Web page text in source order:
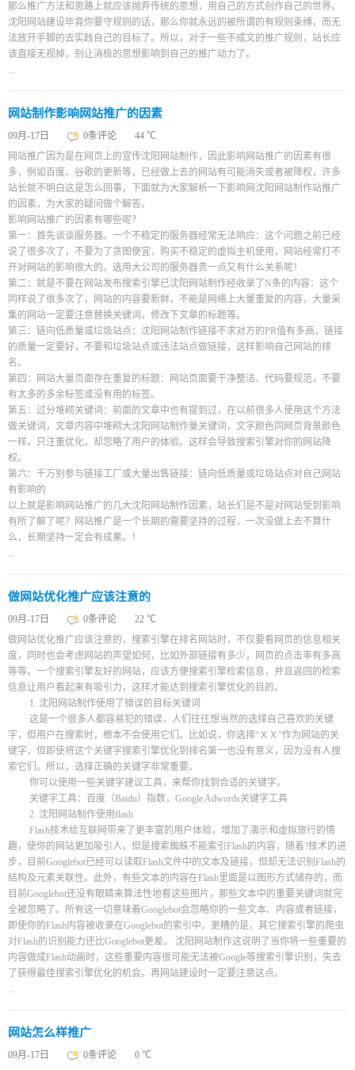
那么推广方法和思路上就应该抛弃传统的思想，用自己的方式创作自己的世界。
沈阳网站建设毕竟你要守规则的话，那么你就永远的被所谓的有规则束缚，而无
法放开手脚的去实践自己的目标了。所以，对于一些不成文的推广规则，站长应
该直接无视掉，别让消极的思想影响到自己的推广动力了。
...
网站制作影响网站推广的因素
09月-17日 0条评论
44 ℃
网站推广因为是在网页上的宣传沈阳网站制作，因此影响网站推广的因素有很
多，例如百度、谷歌的更新等，已经做上去的网站有可能消失或者被降权，许多
站长就不明白这是怎么回事，下面就为大家解析一下影响网沈阳网站制作站推广
的因素，为大家的疑问做个解答。
影响网站推广的因素有哪些呢？
第一：首先谈谈服务器。一个不稳定的服务器经常无法响应：这个问题之前已经
说了很多次了，不要为了贪图便宜，购买不稳定的虚拟主机使用，网站经常打不
开对网站的影响很大的。选用大公司的服务器贵一点又有什么关系呢！
第二：就是不要在网站发布搜索引擎已沈阳网站制作经收录了N条的内容：这个
同样说了很多次了，网站的内容要新鲜，不能是网络上大量重复的内容，大量采
集的网站一定要注意替换关键词，修改下文章的标题等。
第三：链向低质量或垃圾站点：沈阳网站制作链接不求对方的PR值有多高，链接
的质量一定要好，不要和垃圾站点或违法站点做链接，这样影响自己网站的排
名。
第四：网站大量页面存在重复的标题：网站页面要干净整洁、代码要规范，不要
有太多的多余标签或没有用的标签。
第五：过分堆砌关键词：前面的文章中也有提到过，在以前很多人使用这个方法
做关键词，文章内容中堆砌大沈阳网站制作量关键词，文字颜色同网页背景颜色
一样，只注重优化，却忽略了用户的体验。这样会导致搜索引擎对你的网站降
权。
第六：千万别参与链接工厂或大量出售链接：链向低质量或垃圾站点对自己网站
有影响的
以上就是影响网站推广的几大沈阳网站制作因素，站长们是不是对网站受到影响
有所了解了呢？网站推广是一个长期的需要坚持的过程，一次没做上去不算什
么，长期坚持一定会有成果。！
...
做网站优化推广应该注意的
09月-17日 0条评论
22 ℃
做网站优化推广应该注意的，搜索引擎在排名网站时，不仅要看网页的信息相关
度，同时也会考虑网站的声望如何，比如外部链接有多少，网页的点击率有多高
等等。一个搜索引擎友好的网站，应该方便搜索引擎检索信息，并且返回的检索
信息让用户看起来有吸引力，这样才能达到搜索引擎优化的目的。
1. 沈阳网站制作使用了错误的目标关键词
这是一个很多人都容易犯的错误，人们往往想当然的选择自己喜欢的关键
字，但用户在搜索时，根本不会使用它们。比如说，你选择“ＸＸ”作为网站的关
键字，但即使将这个关键字搜索引擎优化到排名第一也没有意义，因为没有人搜
索它们。所以，选择正确的关键字非常重要。
你可以使用一些关键字建议工具，来帮你找到合适的关键字。
关键字工具：百度（Baidu）指数，Google Adwords关键字工具
2. 沈阳网站制作使用flash
Flash技术给互联网带来了更丰富的用户体验，增加了演示和虚拟旅行的情
趣，使你的网站更加吸引人，但是搜索蜘蛛不能索引Flash的内容，随着?技术的进
步，目前Googlebot已经可以读取Flash文件中的文本及链接，但却无法识别Flash的
结构及元素关联性。此外，有些文本的内容在Flash里面是以图形方式储存的，而
目前Googlebot还没有眼睛来算法性地看这些图片，那些文本中的重要关键词就完
全被忽略了。所有这一切意味着Googlebot会忽略你的一些文本、内容或者链接，
即使你的Flash内容被收录在Googlebot的索引中。更糟的是，其它搜索引擎的爬虫
对Flash的识别能力还比Googlebot更差。 沈阳网站制作这说明了当你将一些重要的
内容做成Flash动画时，这些重要内容很可能无法被Google等搜索引擎识别，失去
了获得最佳搜索引擎优化的机会。再网站建设时一定要注意这点。
...
网站怎么样推广
09月-17日 0条评论 0 ℃